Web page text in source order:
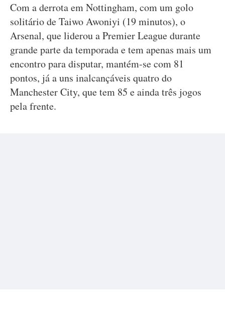
Com a derrota em Nottingham, com um golo
solitário de Taiwo Awoniyi (19 minutos), o
Arsenal, que liderou a Premier League durante
grande parte da temporada e tem apenas mais um
encontro para disputar, mantém-se com 81
pontos, já a uns inalcançáveis quatro do
Manchester City, que tem 85 e ainda três jogos
pela frente.